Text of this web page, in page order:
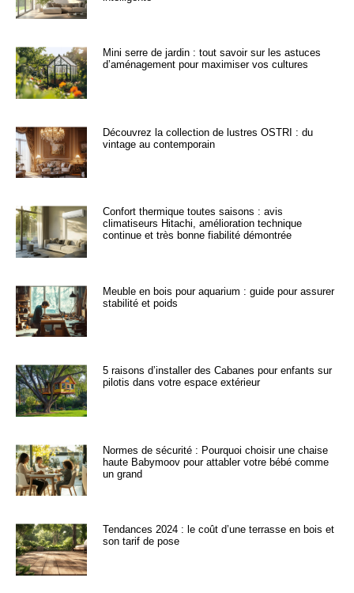
Mini serre de jardin : tout savoir sur les astuces
d’aménagement pour maximiser vos cultures
Découvrez la collection de lustres OSTRI : du
vintage au contemporain
Confort thermique toutes saisons : avis
climatiseurs Hitachi, amélioration technique
continue et très bonne fiabilité démontrée
Meuble en bois pour aquarium : guide pour assurer
stabilité et poids
5 raisons d’installer des Cabanes pour enfants sur
pilotis dans votre espace extérieur
Normes de sécurité : Pourquoi choisir une chaise
haute Babymoov pour attabler votre bébé comme
un grand
Tendances 2024 : le coût d’une terrasse en bois et
son tarif de pose